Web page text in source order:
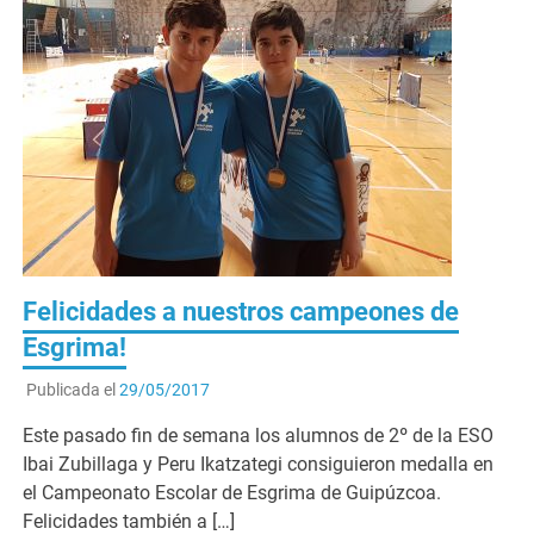
Felicidades a nuestros campeones de
Esgrima!
Publicada el 29/05/2017
Este pasado fin de semana los alumnos de 2º de la ESO
Ibai Zubillaga y Peru Ikatzategi consiguieron medalla en
el Campeonato Escolar de Esgrima de Guipúzcoa.
Felicidades también a […]